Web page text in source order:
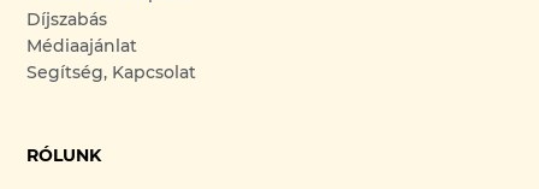
Díjszabás
Médiaajánlat
Segítség, Kapcsolat
RÓLUNK